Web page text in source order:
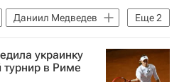
Еще2
Даниил Медведев
украинку
турнир в Риме